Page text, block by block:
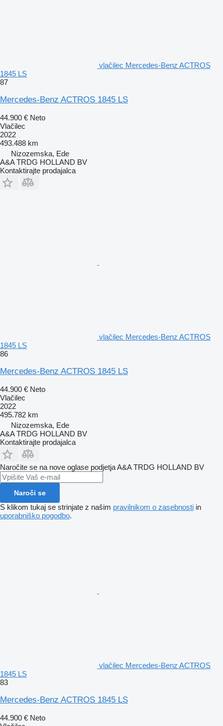
vlačilec Mercedes-Benz ACTROS
1845 LS
87
Mercedes-Benz ACTROS 1845 LS
44.900 € Neto
Vlačilec
2022
493.488 km
Nizozemska, Ede
A&A TRDG HOLLAND BV
Kontaktirajte prodajalca
vlačilec Mercedes-Benz ACTROS
1845 LS
86
Mercedes-Benz ACTROS 1845 LS
44.900 € Neto
Vlačilec
2022
495.782 km
Nizozemska, Ede
A&A TRDG HOLLAND BV
Kontaktirajte prodajalca
Naročite se na nove oglase podjetja A&A TRDG HOLLAND BV
Naroči se
S klikom tukaj se strinjate z našim pravilnikom o zasebnosti in
uporabniško pogodbo.
vlačilec Mercedes-Benz ACTROS
1845 LS
83
Mercedes-Benz ACTROS 1845 LS
44.900 € Neto